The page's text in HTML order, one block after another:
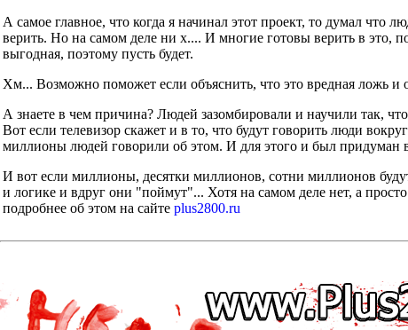
А самое главное, что когда я начинал этот проект, то думал что
верить. Но на самом деле ни х.... И многие готовы верить в это,
выгодная, поэтому пусть будет.
Хм... Возможно поможет если объяснить, что это вредная ложь
А знаете в чем причина? Людей зазомбировали и научили так,
Вот если телевизор скажет и в то, что будут говорить люди
миллионы людей говорили об этом. И для этого и был придуман
И вот если миллионы, десятки миллионов, сотни миллионов
и логике и вдруг они "поймут"... Хотя на самом деле нет, а
подробнее об этом на сайте plus2800.ru